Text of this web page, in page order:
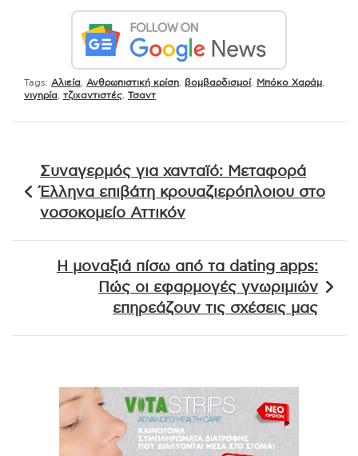
Tags: Αλιεία Ανθρωπιστική κρίση βομβαρδισμοί, Μπόκο Χαράμ
νιγηρία τζιχαντιστές Τσαντ
άρθρων
Συναγερμός για χανταϊό: Μεταφορά
Έλληνα επιβάτη κρουαζιερόπλοιου στο
νοσοκομείο Αττικόν
Η μοναξιά πίσω από τα dating apps:
Πώς οι εφαρμογές γνωριμιών
επηρεάζουν τις σχέσεις μας